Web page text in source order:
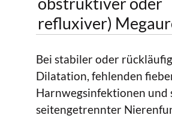
refluxiver)
Bei stabiler oder
Dilatation, fehlenden
Harnwegsinfektionen und
seitengetrennter